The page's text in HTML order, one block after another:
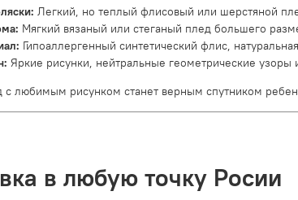
Легкий, но теплый флисовый или шерстяной
Мягкий вязаный или стеганый плед большего
Гипоаллергенный синтетический флис,
Яркие рисунки, нейтральные геометрические узоры
любимым рисунком станет верным спутником
в любую точку Росии